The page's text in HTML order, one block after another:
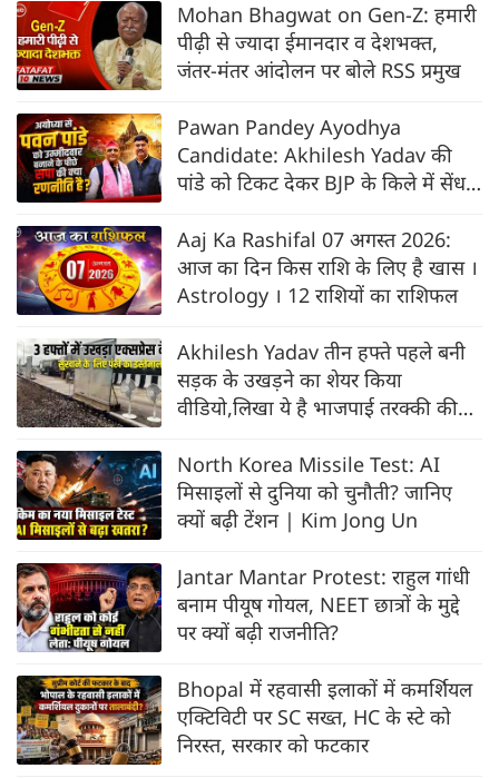
Mohan Bhagwat on Gen-Z: हमारी
पीढ़ी से ज्यादा ईमानदार व देशभक्त,
जंतर-मंतर आंदोलन पर बोले RSS प्रमुख
Pawan Pandey Ayodhya
Candidate: Akhilesh Yadav की
पांडे को टिकट देकर BJP के किले में सेंध
Aaj Ka Rashifal 07 अगस्त 2026:
आज का दिन किस राशि के लिए है खास ।
Astrology । 12 राशियों का राशिफल
Akhilesh Yadav तीन हफ्ते पहले बनी
सड़क के उखड़ने का शेयर किया
वीडियो,लिखा ये है भाजपाई तरक्की की
North Korea Missile Test: AI
मिसाइलों से दुनिया को चुनौती? जानिए
क्यों बढ़ी टेंशन | Kim Jong Un
Jantar Mantar Protest: राहुल गांधी
बनाम पीयूष गोयल, NEET छात्रों के मुद्दे
पर क्यों बढ़ी राजनीति?
Bhopal में रहवासी इलाकों में कमर्शियल
एक्टिविटी पर SC सख्त, HC के स्टे को
निरस्त, सरकार को फटकार